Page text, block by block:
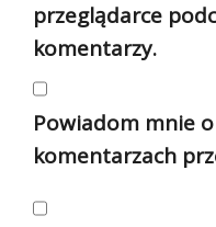
przeglądarce
komentarzy.
Powiadom mnie
komentarzach